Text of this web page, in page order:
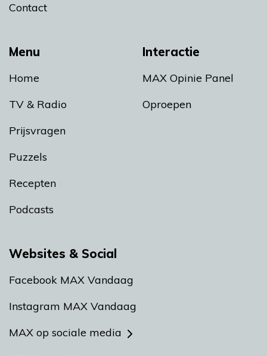
Menu
Home
TV & Radio
Prijsvragen
Puzzels
Recepten
Podcasts
Interactie
MAX Opinie Panel
Oproepen
Contact
Websites & Social
Facebook MAX Vandaag
Instagram MAX Vandaag
MAX op sociale media